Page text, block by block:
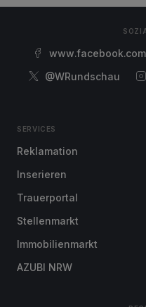
@WRundschau
SERVICES
Reklamation
Inserieren
Trauerportal
Stellenmarkt
Immobilienmarkt
AZUBI NRW